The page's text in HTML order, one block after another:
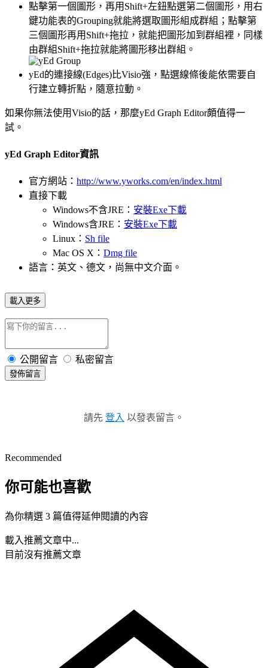
點擊第一個圖形，再用Shift+左鈕點選第二個圖形，用右
鍵功能表的Grouping就能將選取圖形組成群組；點擊第
三個圖形再用Shift+拖拉，就能把圖形加到群組裡，同樣
由群組Shift+拖拉就能將圖形移出群組。
yEd的連接線(Edges)比Visio強，點選線條後能依需要自
行建立轉折點，隨意拉動。
如果你無法使用Visio的話，那麼yEd Graph Editor頗值得一
試。
yEd Graph Editor資訊
官方網站： http://www.yworks.com/en/index.html
直接下載
Windows不含JRE： 安裝Exe下載
Windows含JRE： 安裝Exe下載
Linux： Sh file
Mac OS X： Dmg file
語言：英文、德文，尚無中文介面。
載入更多
公開留言 私密留言
發佈留言
請先 登入 以發表留言。
Recommended
你可能也喜歡
為你精選 3 篇值得延伸閱讀的內容
載入推薦文章中...
目前沒有推薦文章